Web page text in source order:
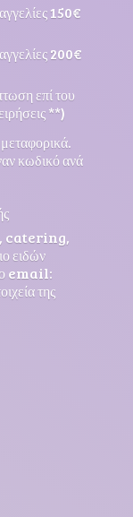
150€
200€
επί του
**)
κωδικό ανά
catering,
ειδών
email:
της